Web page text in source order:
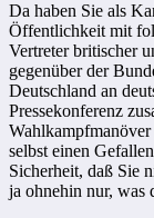
Da haben Sie als
Öffentlichkeit mit
Vertreter britischer
gegenüber der
Deutschland an
Pressekonferenz
selbst einen
Sicherheit, daß Sie
ja ohnehin nur, was